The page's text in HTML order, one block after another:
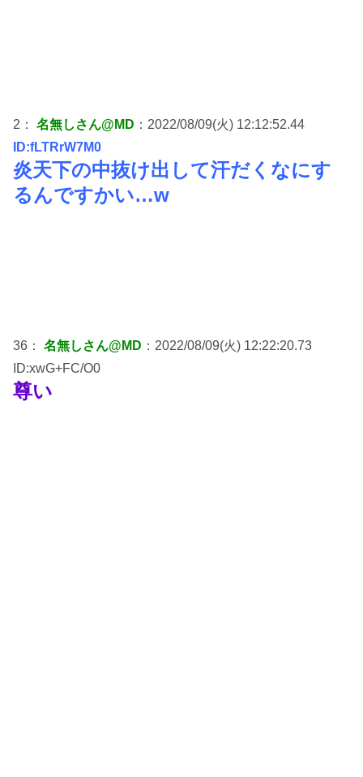
2： 名無しさん@MD ：2022/08/09(火) 12:12:52.44
ID:fLTRrW7M0
炎天下の中抜け出して汗だくなにす
るんですかい…w
36： 名無しさん@MD ：2022/08/09(火) 12:22:20.73
ID:xwG+FC/O0
尊い